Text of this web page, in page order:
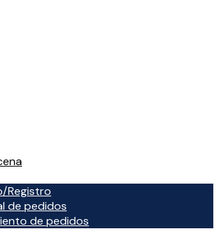
Registro
de pedidos
de pedidos